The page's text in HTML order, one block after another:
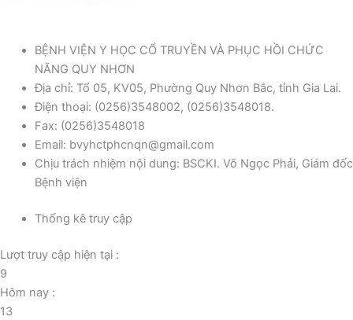
BỆNH VIỆN Y HỌC CỔ TRUYỀN VÀ PHỤC HỒI CHỨC
NĂNG QUY NHƠN
Địa chỉ: Tổ 05, KV05, Phường Quy Nhơn Bắc, tỉnh Gia Lai.
Điện thoại: (0256)3548002, (0256)3548018.
Fax: (0256)3548018
Email: bvyhctphcnqn@gmail.com
Chịu trách nhiệm nội dung: BSCKI. Võ Ngọc Phải, Giám đốc
Bệnh viện
Thống kê truy cập
Lượt truy cập hiện tại :
9
Hôm nay :
13